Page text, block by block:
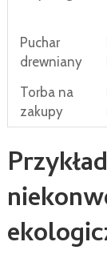
Puchar
drewniany
Torba na
zakupy